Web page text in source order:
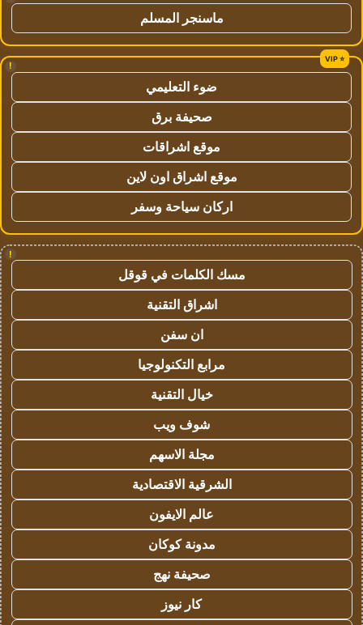
ماسنجر المسلم
!
ضوء التعليمي
صحيفة برق
موقع اشراقات
موقع اشراق اون لاين
اركان سياحة وسفر
!
مسك الكلمات في قوقل
اشراق التقنية
ان سفن
مرابع التكنولوجيا
خيال التقنية
شوف ويب
مجلة الاسهم
الشرقية الاقتصادية
عالم الايفون
مدونة كوكان
صحيفة نهج
كار نيوز